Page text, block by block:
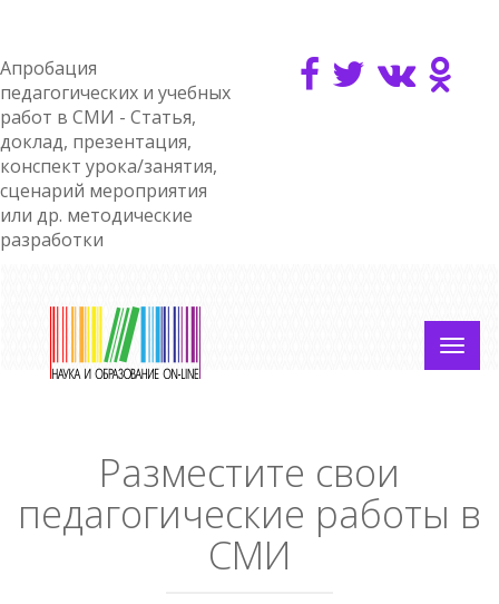
Апробация
педагогических и учебных
работ в СМИ - Статья,
доклад, презентация,
конспект урока/занятия,
сценарий мероприятия
или др. методические
разработки
Разместите свои
педагогические работы в
СМИ